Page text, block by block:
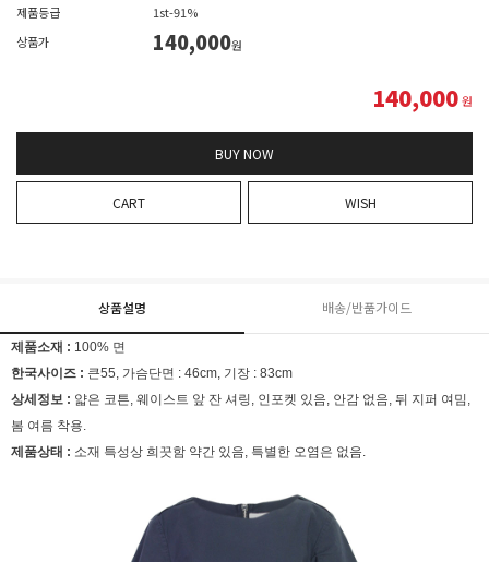
제품등급
1st-91%
상품가
140,000원
140,000원
BUY NOW
CART WISH
상품설명 배송/반품가이드
제품소재 : 100% 면
한국사이즈 : 큰55, 가슴단면 : 46cm, 기장 : 83cm
상세정보 : 얇은 코튼, 웨이스트 앞 잔 셔링, 인포켓 있음, 안감 없음, 뒤 지퍼 여밈,
봄 여름 착용.
제품상태 : 소재 특성상 희끗함 약간 있음, 특별한 오염은 없음.